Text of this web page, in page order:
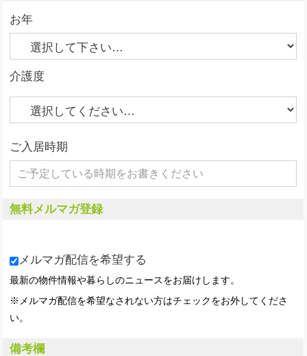
お年
介護度
ご入居時期
無料メルマガ登録
メルマガ配信を希望する
最新の物件情報や暮らしのニュースをお届けします。
※メルマガ配信を希望なされない方はチェックをお外してくださ
い。
備考欄